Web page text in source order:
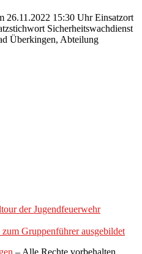
26.11.2022 15:30 Uhr Einsatzort
Sicherheitswachdienst
Überkingen, Abteilung
der Jugendfeuerwehr
Gruppenführer ausgebildet